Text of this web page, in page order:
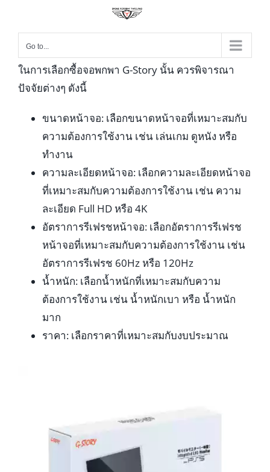
Go to...
ในการเลือกซื้อจอพกพา G-Story นั้น ควรพิจารณา
ปัจจัยต่างๆ ดังนี้
ขนาดหน้าจอ: เลือกขนาดหน้าจอที่เหมาะสมกับ
ความต้องการใช้งาน เช่น เล่นเกม ดูหนัง หรือ
ทำงาน
ความละเอียดหน้าจอ: เลือกความละเอียดหน้าจอ
ที่เหมาะสมกับความต้องการใช้งาน เช่น ความ
ละเอียด Full HD หรือ 4K
อัตราการรีเฟรชหน้าจอ: เลือกอัตราการรีเฟรช
หน้าจอที่เหมาะสมกับความต้องการใช้งาน เช่น
อัตราการรีเฟรช 60Hz หรือ 120Hz
น้ำหนัก: เลือกน้ำหนักที่เหมาะสมกับความ
ต้องการใช้งาน เช่น น้ำหนักเบา หรือ น้ำหนัก
มาก
ราคา: เลือกราคาที่เหมาะสมกับงบประมาณ